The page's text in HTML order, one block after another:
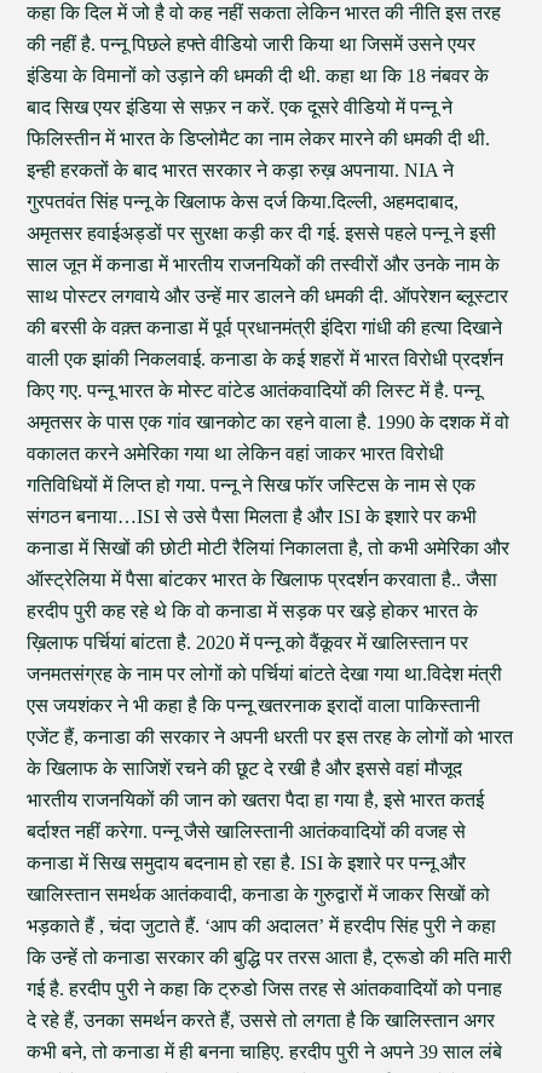
कहा कि दिल में जो है वो कह नहीं सकता लेकिन भारत की नीति इस तरह
की नहीं है. पन्नू पिछले हफ्ते वीडियो जारी किया था जिसमें उसने एयर
इंडिया के विमानों को उड़ाने की धमकी दी थी. कहा था कि 18 नंबवर के
बाद सिख एयर इंडिया से सफ़र न करें. एक दूसरे वीडियो में पन्नू ने
फिलिस्तीन में भारत के डिप्लोमैट का नाम लेकर मारने की धमकी दी थी.
इन्ही हरकतों के बाद भारत सरकार ने कड़ा रुख़ अपनाया. NIA ने
गुरपतवंत सिंह पन्नू के खिलाफ केस दर्ज किया.दिल्ली, अहमदाबाद,
अमृतसर हवाईअड्डों पर सुरक्षा कड़ी कर दी गई. इससे पहले पन्नू ने इसी
साल जून में कनाडा में भारतीय राजनयिकों की तस्वीरों और उनके नाम के
साथ पोस्टर लगवाये और उन्हें मार डालने की धमकी दी. ऑपरेशन ब्लूस्टार
की बरसी के वक़्त कनाडा में पूर्व प्रधानमंत्री इंदिरा गांधी की हत्या दिखाने
वाली एक झांकी निकलवाई. कनाडा के कई शहरों में भारत विरोधी प्रदर्शन
किए गए. पन्नू भारत के मोस्ट वांटेड आतंकवादियों की लिस्ट में है. पन्नू
अमृतसर के पास एक गांव खानकोट का रहने वाला है. 1990 के दशक में वो
वकालत करने अमेरिका गया था लेकिन वहां जाकर भारत विरोधी
गतिविधियों में लिप्त हो गया. पन्नू ने सिख फॉर जस्टिस के नाम से एक
संगठन बनाया…ISI से उसे पैसा मिलता है और ISI के इशारे पर कभी
कनाडा में सिखों की छोटी मोटी रैलियां निकालता है, तो कभी अमेरिका और
ऑस्ट्रेलिया में पैसा बांटकर भारत के खिलाफ प्रदर्शन करवाता है.. जैसा
हरदीप पुरी कह रहे थे कि वो कनाडा में सड़क पर खड़े होकर भारत के
ख़िलाफ पर्चियां बांटता है. 2020 में पन्नू को वैंकूवर में खालिस्तान पर
जनमतसंग्रह के नाम पर लोगों को पर्चियां बांटते देखा गया था.विदेश मंत्री
एस जयशंकर ने भी कहा है कि पन्नू खतरनाक इरादों वाला पाकिस्तानी
एजेंट हैं, कनाडा की सरकार ने अपनी धरती पर इस तरह के लोगों को भारत
के खिलाफ के साजिशें रचने की छूट दे रखी है और इससे वहां मौजूद
भारतीय राजनयिकों की जान को खतरा पैदा हा गया है, इसे भारत कतई
बर्दाश्त नहीं करेगा. पन्नू जैसे खालिस्तानी आतंकवादियों की वजह से
कनाडा में सिख समुदाय बदनाम हो रहा है. ISI के इशारे पर पन्नू और
खालिस्तान समर्थक आतंकवादी, कनाडा के गुरुद्वारों में जाकर सिखों को
भड़काते हैं , चंदा जुटाते हैं. ‘आप की अदालत’ में हरदीप सिंह पुरी ने कहा
कि उन्हें तो कनाडा सरकार की बुद्धि पर तरस आता है, ट्रूडो की मति मारी
गई है. हरदीप पुरी ने कहा कि ट्रुडो जिस तरह से आंतकवादियों को पनाह
दे रहे हैं, उनका समर्थन करते हैं, उससे तो लगता है कि खालिस्तान अगर
कभी बने, तो कनाडा में ही बनना चाहिए. हरदीप पुरी ने अपने 39 साल लंबे